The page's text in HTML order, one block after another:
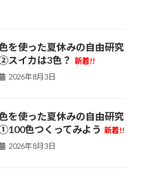
を使った夏休みの自由研究
スイカは3色？ 新着!!
2026年8月3日
を使った夏休みの自由研究
色つくってみよう 新着!!
2026年8月3日